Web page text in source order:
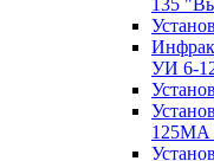
135
УИ 6-
125МA